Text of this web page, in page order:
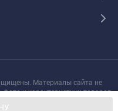
Материалы сайта не
и характеристики товаров